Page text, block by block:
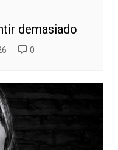
demasiado
0